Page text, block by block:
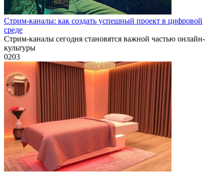
Стрим-каналы: как создать успешный проект в цифровой
среде
Стрим-каналы сегодня становятся важной частью онлайн-
культуры
0203